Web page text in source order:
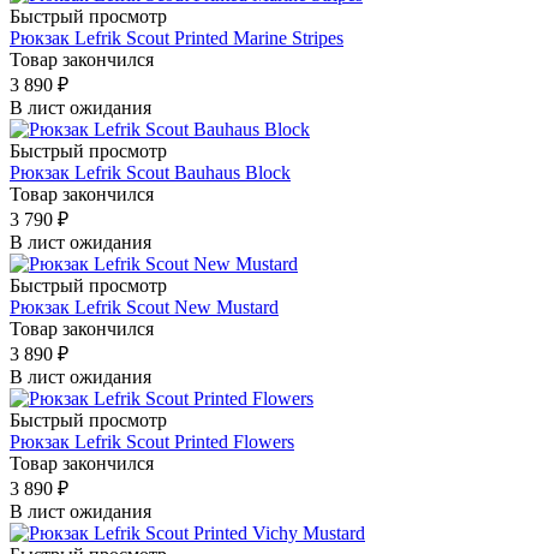
Быстрый просмотр
Рюкзак Lefrik Scout Printed Marine Stripes
Товар закончился
3 890 ₽
В лист ожидания
Быстрый просмотр
Рюкзак Lefrik Scout Bauhaus Block
Товар закончился
3 790 ₽
В лист ожидания
Быстрый просмотр
Рюкзак Lefrik Scout New Mustard
Товар закончился
3 890 ₽
В лист ожидания
Быстрый просмотр
Рюкзак Lefrik Scout Printed Flowers
Товар закончился
3 890 ₽
В лист ожидания